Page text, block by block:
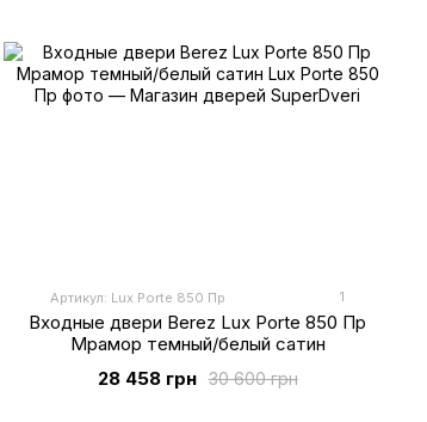
Артикул: Lux Porte 850 Пр 1
Входные двери Berez Lux Porte 850 Пр
Мрамор темный/белый сатин
30 600 грн
28 458 грн